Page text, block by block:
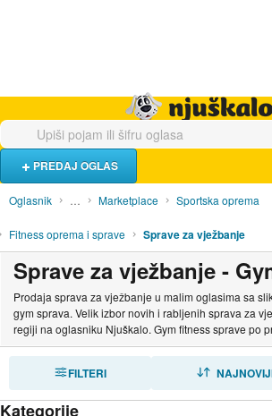
PREDAJ OGLAS
Oglasnik … Marketplace Sportska oprema
Fitness oprema i sprave Sprave za vježbanje
Sprave za vježbanje -
Prodaja sprava za vježbanje u malim oglasima sa
gym sprava. Velik izbor novih i rabljenih sprava za
regiji na oglasniku Njuškalo. Gym fitness sprave po
FILTERI
Kategorije